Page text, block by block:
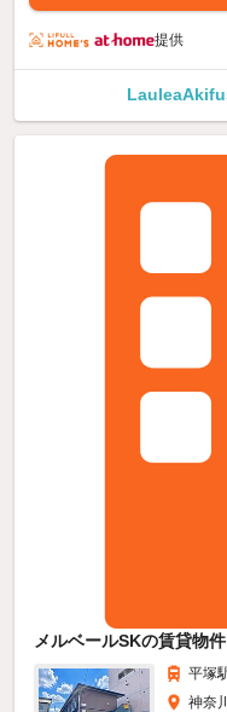
提供
メルベールSKの賃貸物件
平塚
神奈